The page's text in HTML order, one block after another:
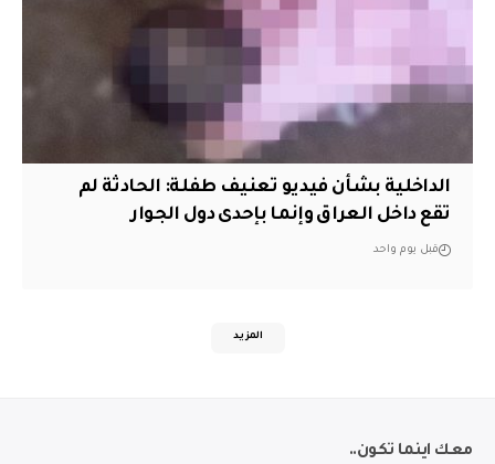
الداخلية بشأن فيديو تعنيف طفلة: الحادثة لم
تقع داخل العراق وإنما بإحدى دول الجوار
قبل يوم واحد
المزيد
معك اينما تكون..